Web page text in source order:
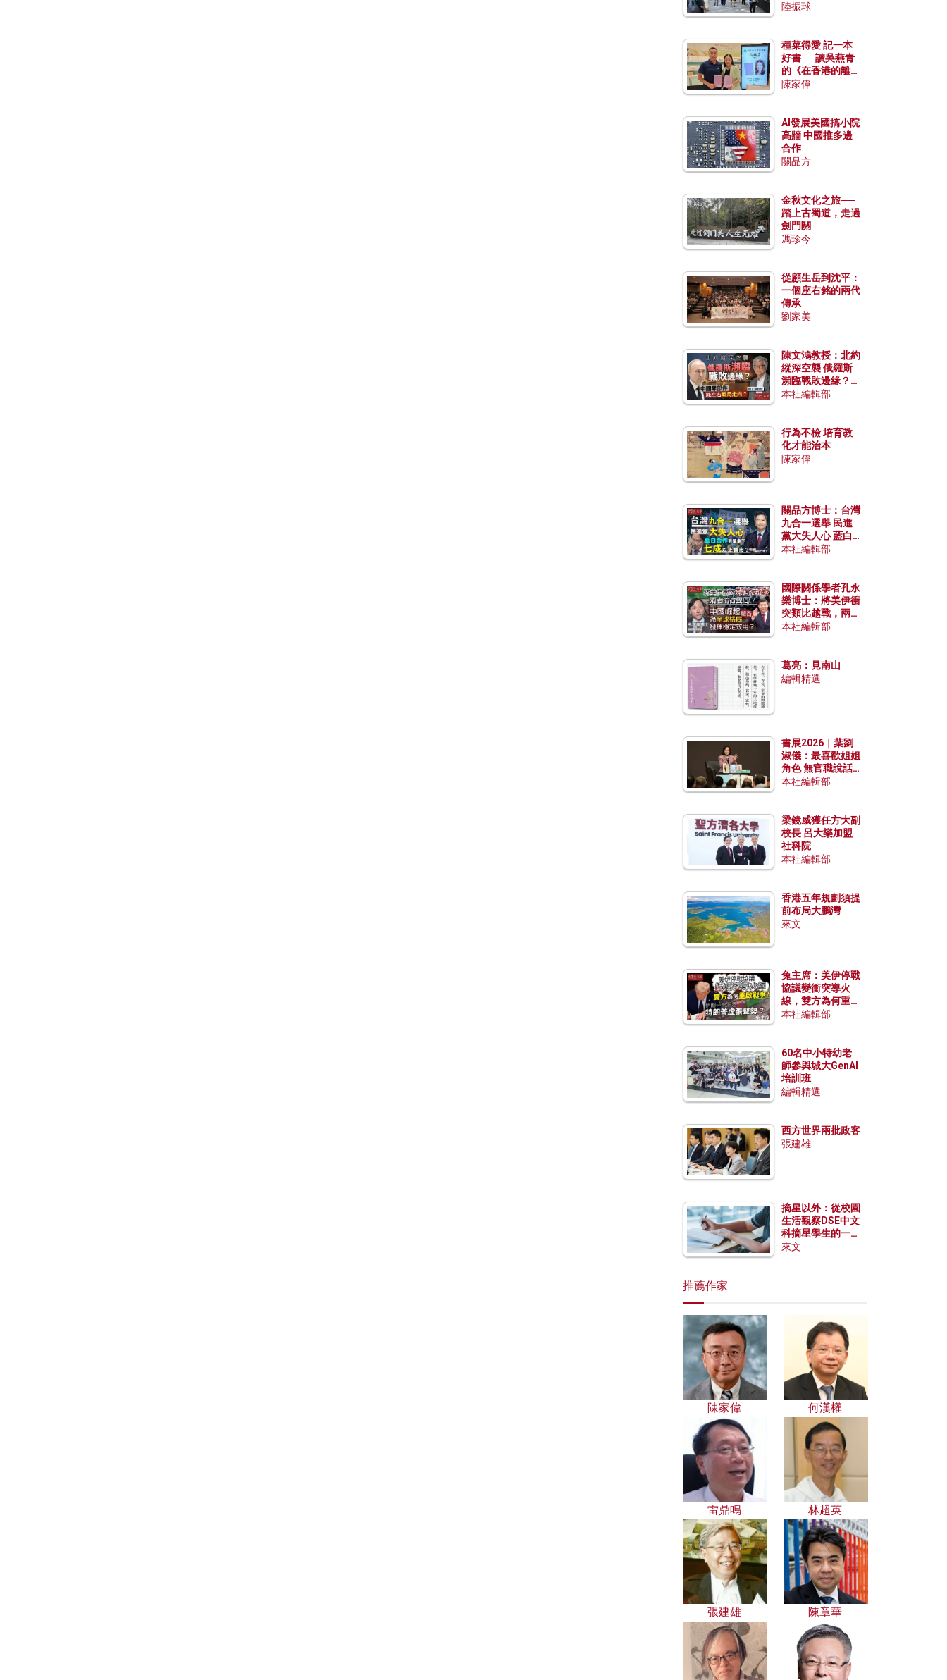
陸振球
種菜得愛 記一本
好書──讀吳燕青
的《在香港的離島
種菜》
陳家偉
AI發展美國搞小院
高牆 中國推多邊
合作
關品方
金秋文化之旅──
踏上古蜀道，走過
劍門關
馮珍今
從顧生岳到沈平：
一個座右銘的兩代
傳承
劉家美
陳文鴻教授：北約
縱深空襲 俄羅斯
瀕臨戰敗邊緣？中
國零部件能左右戰
本社編輯部
行為不檢 培育教
化才能治本
陳家偉
關品方博士：台灣
九合一選舉 民進
黨大失人心 藍白
合作有望拿下七成
本社編輯部
國際關係學者孔永
樂博士：將美伊衝
突類比越戰，兩者
有何異同？中國崛
本社編輯部
葛亮：見南山
編輯精選
書展2026｜葉劉
淑儀：最喜歡姐姐
角色 無官職說話
包袱少
本社編輯部
梁鏡威獲任方大副
校長 呂大樂加盟
社科院
本社編輯部
香港五年規劃須提
前布局大鵬灣
來文
兔主席：美伊停戰
協議變衝突導火
線，雙方為何重啟
戰爭？伊朗一早洞
本社編輯部
60名中小特幼老
師參與城大GenAI
培訓班
編輯精選
西方世界兩批政客
張建雄
摘星以外：從校園
生活觀察DSE中文
科摘星學生的一點
特質
來文
推薦作家
陳家偉 何漢權
雷鼎鳴 林超英
張建雄 陳章華